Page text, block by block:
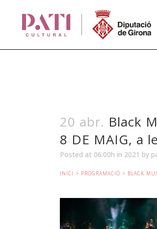
20 abr. Black
8 DE MAIG, a
Posted at 06:00h in 2021 by
INICI > PROGRAMACIÓ > BLACK